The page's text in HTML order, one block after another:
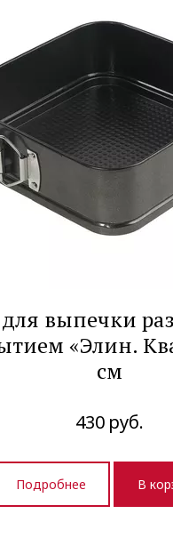
выпечки
«Элин.
см
430 руб.
Подробнее В